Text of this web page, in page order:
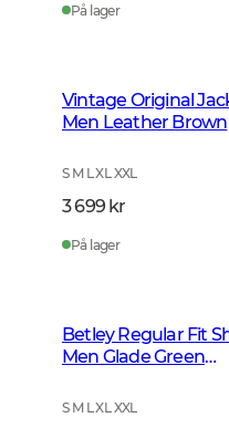
På lager
Vintage Original
Men Leather Brown
S M L XL XXL
3 699 kr
På lager
Betley Regular Fit
Men Glade Green
S M L XL XXL